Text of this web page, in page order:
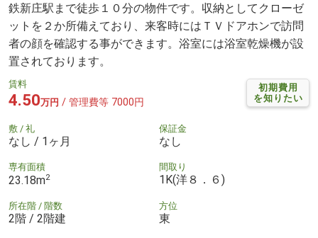
鉄新庄駅まで徒歩１０分の物件です。収納としてクローゼ
ットを２か所備えており、来客時にはＴＶドアホンで訪問
者の顔を確認する事ができます。浴室には浴室乾燥機が設
置されております。
初期費用
を知りたい
賃料
4.50万円 / 管理費等 7000円
敷 / 礼
なし / 1ヶ月
保証金
なし
専有面積
23.18m2
間取り
1K(洋８．６)
所在階 / 階数
2階 / 2階建
方位
東